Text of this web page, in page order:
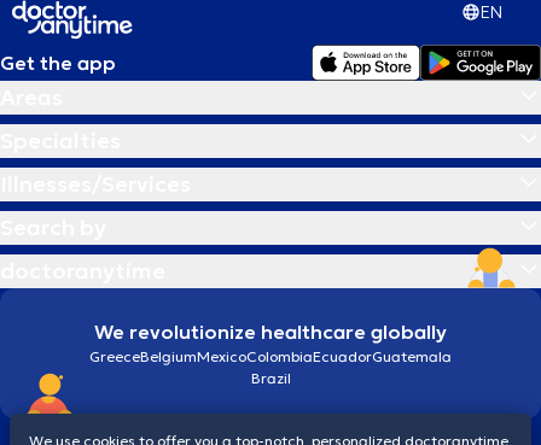
EN
Get the app
We revolutionize healthcare globally
GreeceBelgiumMexicoColombiaEcuadorGuatemala
Brazil
We use cookies to offer you a top-notch, personalized doctoranytime